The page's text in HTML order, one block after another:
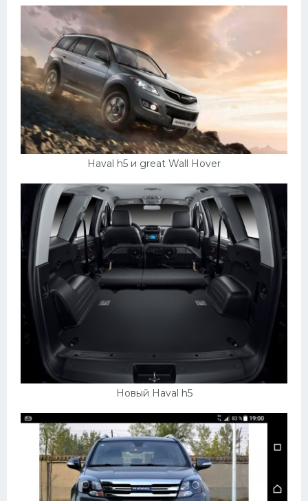
Haval h5 и great Wall Hover
Новый Haval h5
Ява
Эмблемы
Спецтехника